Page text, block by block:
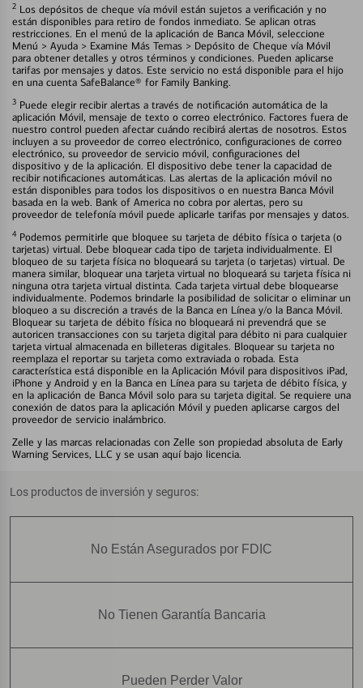
2 Los depósitos de cheque vía móvil están sujetos a verificación y no
están disponibles para retiro de fondos inmediato. Se aplican otras
restricciones. En el menú de la aplicación de Banca Móvil, seleccione
Menú > Ayuda > Examine Más Temas > Depósito de Cheque vía Móvil
para obtener detalles y otros términos y condiciones. Pueden aplicarse
tarifas por mensajes y datos. Este servicio no está disponible para el hijo
en una cuenta SafeBalance® for Family Banking.
3 Puede elegir recibir alertas a través de notificación automática de la
aplicación Móvil, mensaje de texto o correo electrónico. Factores fuera de
nuestro control pueden afectar cuándo recibirá alertas de nosotros. Estos
incluyen a su proveedor de correo electrónico, configuraciones de correo
electrónico, su proveedor de servicio móvil, configuraciones del
dispositivo y de la aplicación. El dispositivo debe tener la capacidad de
recibir notificaciones automáticas. Las alertas de la aplicación móvil no
están disponibles para todos los dispositivos o en nuestra Banca Móvil
basada en la web. Bank of America no cobra por alertas, pero su
proveedor de telefonía móvil puede aplicarle tarifas por mensajes y datos.
4 Podemos permitirle que bloquee su tarjeta de débito física o tarjeta (o
tarjetas) virtual. Debe bloquear cada tipo de tarjeta individualmente. El
bloqueo de su tarjeta física no bloqueará su tarjeta (o tarjetas) virtual. De
manera similar, bloquear una tarjeta virtual no bloqueará su tarjeta física ni
ninguna otra tarjeta virtual distinta. Cada tarjeta virtual debe bloquearse
individualmente. Podemos brindarle la posibilidad de solicitar o eliminar un
bloqueo a su discreción a través de la Banca en Línea y/o la Banca Móvil.
Bloquear su tarjeta de débito física no bloqueará ni prevendrá que se
autoricen transacciones con su tarjeta digital para débito ni para cualquier
tarjeta virtual almacenada en billeteras digitales. Bloquear su tarjeta no
reemplaza el reportar su tarjeta como extraviada o robada. Esta
característica está disponible en la Aplicación Móvil para dispositivos iPad,
iPhone y Android y en la Banca en Línea para su tarjeta de débito física, y
en la aplicación de Banca Móvil solo para su tarjeta digital. Se requiere una
conexión de datos para la aplicación Móvil y pueden aplicarse cargos del
proveedor de servicio inalámbrico.
Zelle y las marcas relacionadas con Zelle son propiedad absoluta de Early
Warning Services, LLC y se usan aquí bajo licencia.
Los productos de inversión y seguros:
No Están Asegurados por FDIC
No Tienen Garantía Bancaria
Pueden Perder Valor